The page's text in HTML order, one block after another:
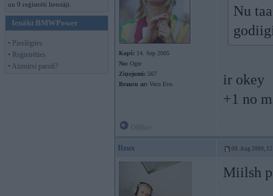
un 0 reģistrēti lietotāji.
Ienākt BMWPower
• Pieslēgties
• Reģistrēties
• Aizmirsi paroli?
Kopš: 14. Sep 2005
No: Ogre
Ziņojumi: 567
Braucu ar: Veco Evo
Nu
ir okey
+1 no
Ilzux 09. Aug 2009,
Miilsh